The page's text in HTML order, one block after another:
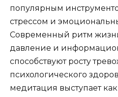
популярным
стрессом и
Современный ритм
давление и
способствуют росту
психологического
медитация выступает